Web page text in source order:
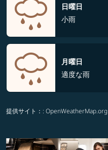
日曜日
小雨
月曜日
適度な雨
提供サイト： : OpenWeatherMap.org